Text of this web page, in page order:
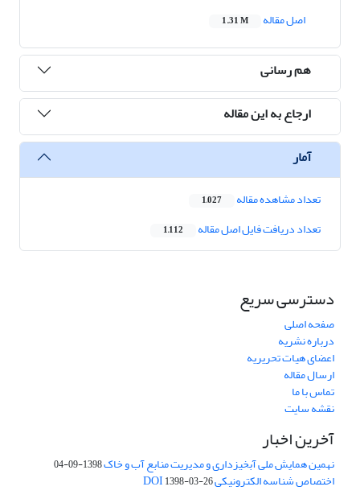
اصل مقاله
1.31 M
هم رسانی
ارجاع به این مقاله
آمار
تعداد مشاهده مقاله 1,027
تعداد دریافت فایل اصل مقاله 1,112
دسترسی سریع
صفحه اصلی
درباره نشریه
اعضای هیات تحریریه
ارسال مقاله
تماس با ما
نقشه سایت
آخرین اخبار
نهمین همایش ملی آبخیزداری و مدیریت منابع آب و خاک1398-09-04
اختصاص شناسه الکترونیکی DOI1398-03-26